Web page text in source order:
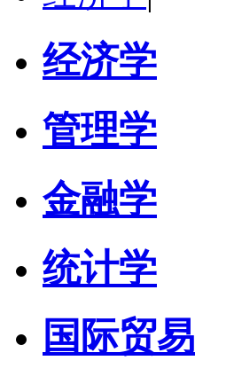
经济学
管理学
金融学
统计学
国际贸易